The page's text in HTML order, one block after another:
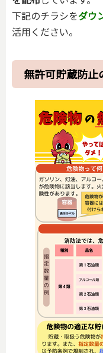
下記のチラシをダウ
活用ください。
無許可貯蔵防止